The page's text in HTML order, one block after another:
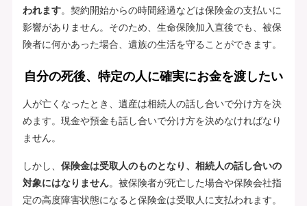
われます。契約開始からの時間経過などは保険金の支払いに
影響がありません。そのため、生命保険加入直後でも、被保
険者に何かあった場合、遺族の生活を守ることができます。
自分の死後、特定の人に確実にお金を渡したい
人が亡くなったとき、遺産は相続人の話し合いで分け方を決
めます。現金や預金も話し合いで分け方を決めなければなり
ません。
しかし、 保険金は受取人のものとなり、相続人の話し合いの
対象にはなりません。被保険者が死亡した場合や保険会社指
定の高度障害状態になると保険金は受取人に支払われます。